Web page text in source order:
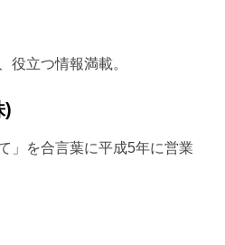
役立つ情報満載。
)
」を合言葉に平成5年に営業